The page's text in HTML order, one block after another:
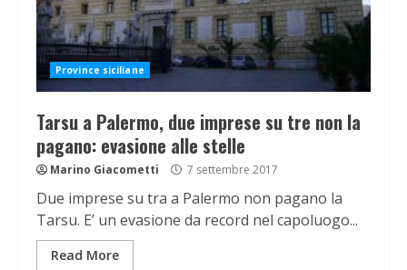
Province siciliane
Tarsu a Palermo, due imprese su tre non la
pagano: evasione alle stelle
Marino Giacometti 7 settembre 2017
Due imprese su tra a Palermo non pagano la
Tarsu. E’ un evasione da record nel capoluogo...
Read More